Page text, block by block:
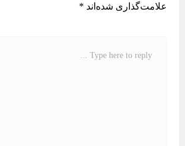
علامت‌گذاری شده‌اند *